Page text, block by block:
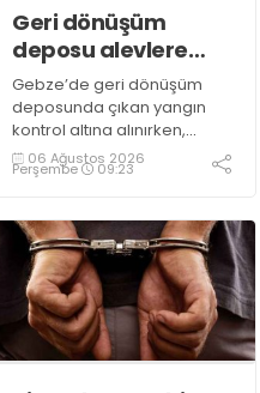
Geri dönüşüm
deposu alevlere
teslim oldu
Gebze’de geri dönüşüm
deposunda çıkan yangın
kontrol altına alınırken,
duman sebebiyle TEM ve
D100 Karayolu’nda göz gözü
06 Ağustos 2026
Perşembe 09:23